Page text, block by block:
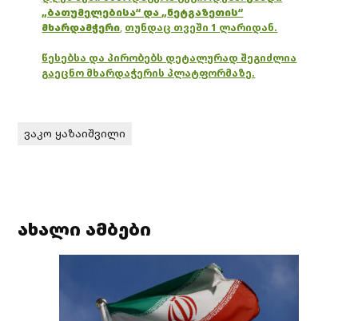
„ბათუმელებისა“ და „ნეტგაზეთის“
მხარდამჭერი, თუნდაც თვეში 1 ლარიდან.
წესებსა და პირობებს დეტალურად შეგიძლია
გაეცნო მხარდაჭერის პლატფორმაზე.
ვაკო ყაზაიშვილი
ახალი ამბები